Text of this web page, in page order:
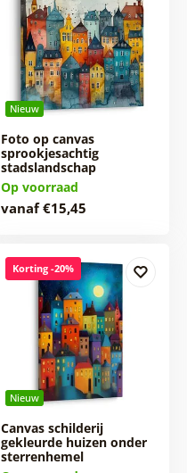
Nieuw
Foto op canvas
sprookjesachtig
stadslandschap
Op voorraad
vanaf €15,45
Nieuw
Korting -20%
Canvas schilderij
gekleurde huizen onder
sterrenhemel